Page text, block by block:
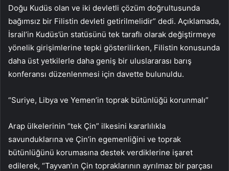
Doğu Kudüs olan ve iki devletli çözüm doğrultusunda
bağımsız bir Filistin devleti getirilmelidir” dedi. Açıklamada,
İsrail’in Kudüs’ün statüsünü tek taraflı olarak değiştirmeye
yönelik girişimlerine tepki gösterilirken, Filistin konusunda
daha üst yetkilerle daha geniş bir uluslararası barış
konferansı düzenlenmesi için davette bulunuldu.
“Suriye, Libya ve Yemen’in toprak bütünlüğü korunmalı”
Arap ülkelerinin “tek Çin” ilkesini kararlılıkla
savunduklarına ve Çin’in egemenliğini ve toprak
bütünlüğünü korumasına destek verdiklerine işaret
edilerek, “Tayvan’ın Çin topraklarının ayrılmaz bir parçası